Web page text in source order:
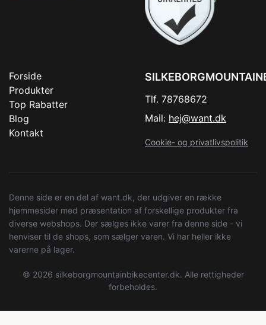
Forside
Produkter
Top Rabatter
Blog
Kontakt
Tlf. 78768672
Mail: hej@want.dk
Cookie- og privatlivspolitik
Denne side er en del af want.dk, der udgiver en række
hjemmesider med præsentation af forskellige produkter fra
diverse webshops. Der sælges ikke varer fra denne side - vi
henviser til de shops, som sælger varen. Vi har heller ikke
varerne på lager.
© 2026 silkeborgmountainbikecenter.dk. Alle rettigheder
forbeholdes.